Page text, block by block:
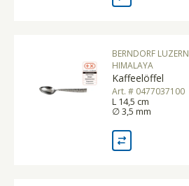
BERNDORF LUZERN
HIMALAYA
Kaffeelöffel
Art. # 0477037100
L 14,5 cm
∅ 3,5 mm